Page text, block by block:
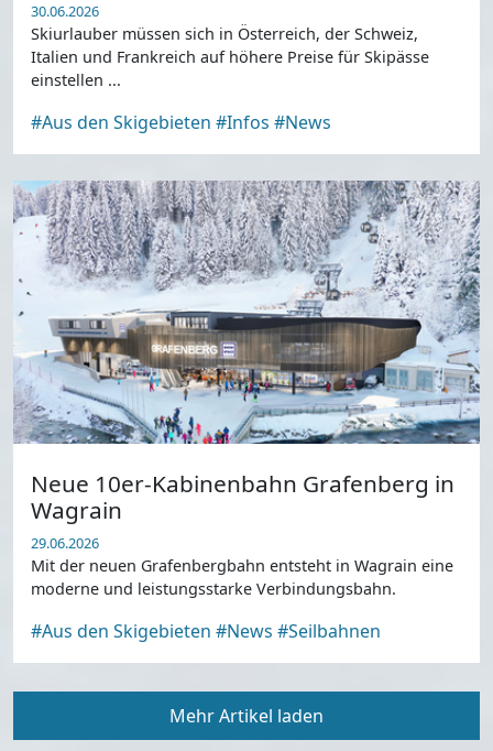
30.06.2026
Skiurlauber müssen sich in Österreich, der Schweiz,
Italien und Frankreich auf höhere Preise für Skipässe
einstellen ...
#Aus den Skigebieten #Infos #News
Neue 10er-Kabinenbahn Grafenberg in
Wagrain
29.06.2026
Mit der neuen Grafenbergbahn entsteht in Wagrain eine
moderne und leistungsstarke Verbindungsbahn.
#Aus den Skigebieten #News #Seilbahnen
Mehr Artikel laden